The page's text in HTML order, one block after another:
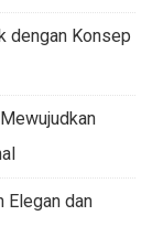
dengan Konsep
Elegan dan